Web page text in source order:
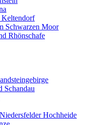
Schwarzen Moor
Rhönschafe
Schandau
Hochheide